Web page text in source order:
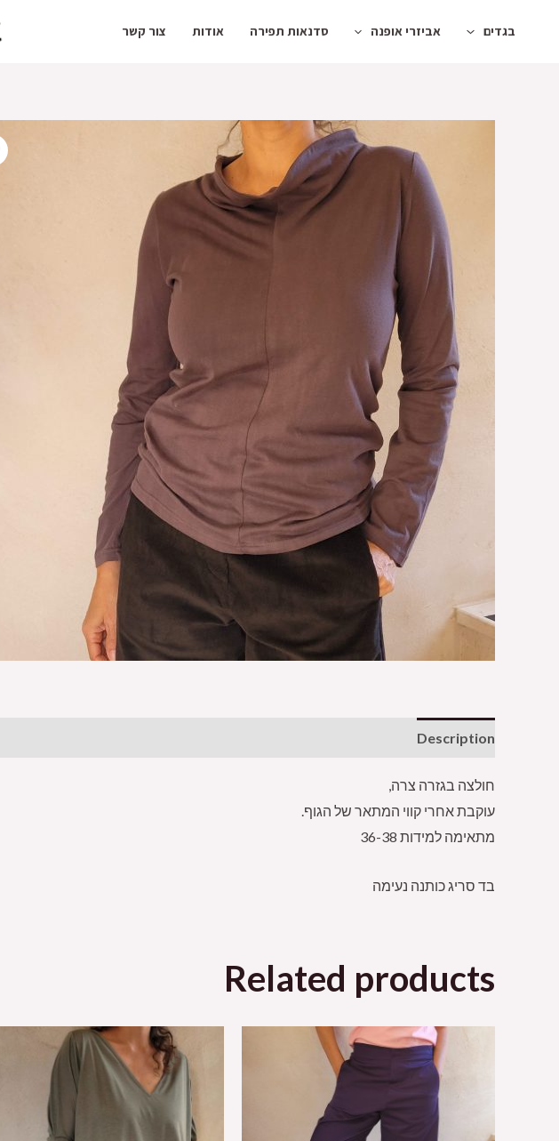
בגדים אביזרי אופנה סדנאות תפירה אודות צור קשר
Description
חולצה בגזרה צרה,
עוקבת אחרי קווי המתאר של הגוף.
מתאימה למידות 36-38
בד סריג כותנה נעימה
Related products